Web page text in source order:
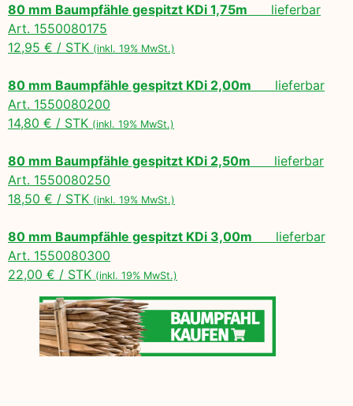
80 mm Baumpfähle gespitzt KDi 1,75m lieferbar
Art. 1550080175
12,95 € / STK (inkl. 19% MwSt.)
80 mm Baumpfähle gespitzt KDi 2,00m lieferbar
Art. 1550080200
14,80 € / STK (inkl. 19% MwSt.)
80 mm Baumpfähle gespitzt KDi 2,50m lieferbar
Art. 1550080250
18,50 € / STK (inkl. 19% MwSt.)
80 mm Baumpfähle gespitzt KDi 3,00m lieferbar
Art. 1550080300
22,00 € / STK (inkl. 19% MwSt.)